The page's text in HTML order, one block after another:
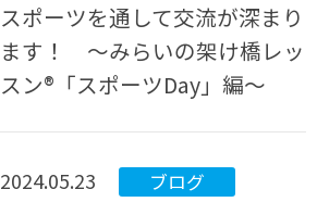
スポーツを通して交流が深まり
ます！ ～みらいの架け橋レッ
スン®「スポーツDay」編～
2024.05.23 ブログ